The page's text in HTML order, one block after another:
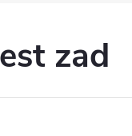
zad